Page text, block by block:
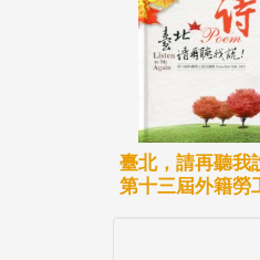
臺北，請再聽我
第十三屆外籍勞